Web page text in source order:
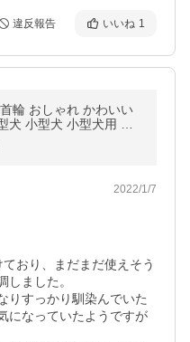
違反報告 いいね 1
輪 おしゃれ かわいい
犬 小型犬 小型犬用 超
レザー 皮 軽い 柴犬
2022/1/7
おり、まだまだ使えそう
しました。
りすっかり馴染んでいた
になっていたようですが